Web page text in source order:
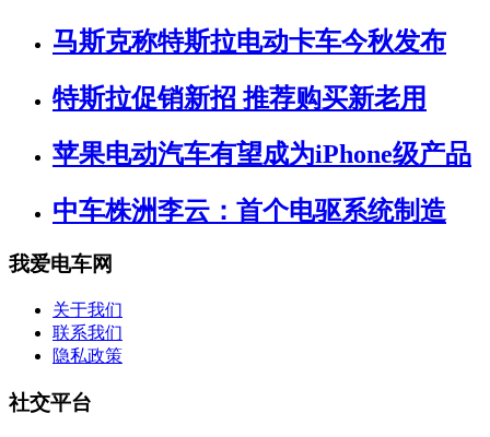
马斯克称特斯拉电动卡车今秋发布
特斯拉促销新招 推荐购买新老用
苹果电动汽车有望成为iPhone级产品
中车株洲李云：首个电驱系统制造
我爱电车网
关于我们
联系我们
隐私政策
社交平台